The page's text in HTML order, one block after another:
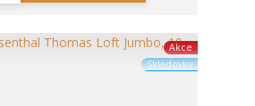
Akce
Skladovky